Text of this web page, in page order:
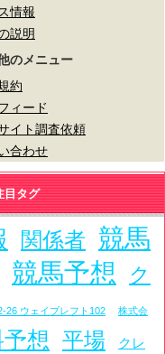
情報
説明
のメニュー
約
ィード
イト調査依頼
合わせ
目タグ
関係者 競馬
競馬予想
ク
26 ウェイブレフト102 株式会
想 平場
クレ